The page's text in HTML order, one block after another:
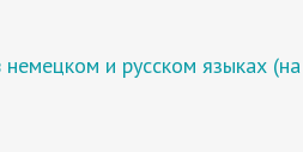
и русском языках (на